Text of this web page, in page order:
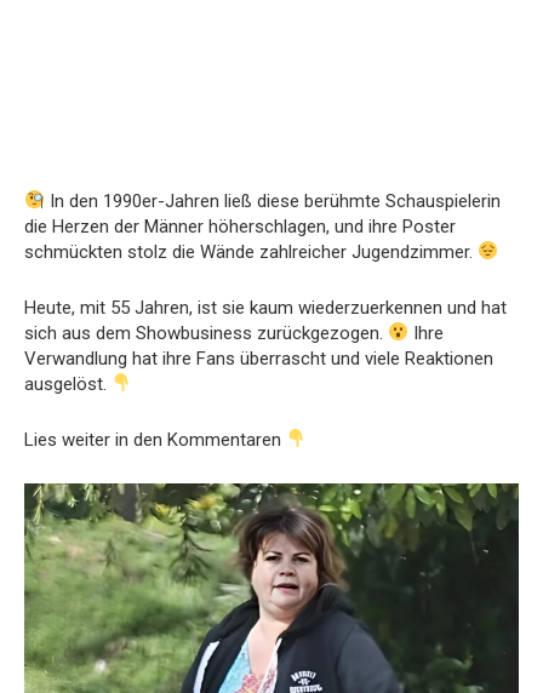
In den 1990er-Jahren ließ diese berühmte Schauspielerin
die Herzen der Männer höherschlagen, und ihre Poster
schmückten stolz die Wände zahlreicher Jugendzimmer.
Heute, mit 55 Jahren, ist sie kaum wiederzuerkennen und hat
sich aus dem Showbusiness zurückgezogen.
Ihre
Verwandlung hat ihre Fans überrascht und viele Reaktionen
ausgelöst.
Lies weiter in den Kommentaren